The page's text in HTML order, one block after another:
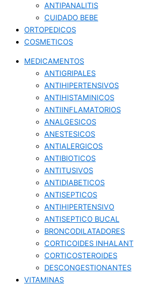
ANTIPANALITIS
CUIDADO BEBE
ORTOPEDICOS
COSMETICOS
MEDICAMENTOS
ANTIGRIPALES
ANTIHIPERTENSIVOS
ANTIHISTAMINICOS
ANTIINFLAMATORIOS
ANALGESICOS
ANESTESICOS
ANTIALERGICOS
ANTIBIOTICOS
ANTITUSIVOS
ANTIDIABETICOS
ANTISEPTICOS
ANTIHIPERTENSIVO
ANTISEPTICO BUCAL
BRONCODILATADORES
CORTICOIDES INHALANT
CORTICOSTEROIDES
DESCONGESTIONANTES
VITAMINAS